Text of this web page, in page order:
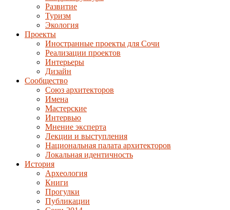
Развитие
Туризм
Экология
Проекты
Иностранные проекты для Сочи
Реализации проектов
Интерьеры
Дизайн
Сообщество
Союз архитекторов
Имена
Мастерские
Интервью
Мнение эксперта
Лекции и выступления
Национальная палата архитекторов
Локальная идентичность
История
Археология
Книги
Прогулки
Публикации